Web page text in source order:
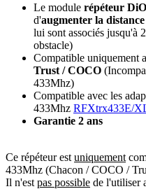
Le module répéteur
d'augmenter la
lui sont associés jusqu'à
obstacle)
Compatible uniquement
Trust / COCO
433Mhz)
Compatible avec les
433Mhz RFXtrx433E/
Garantie 2 ans
Ce répéteur est uniquement
433Mhz (Chacon / COCO /
Il n'est pas possible de l'utiliser